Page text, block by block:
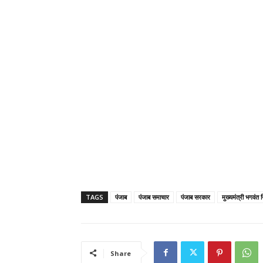
TAGS पंजाब पंजाब समाचार पंजाब सरकार मुख्यमंत्री भगवंत
Share